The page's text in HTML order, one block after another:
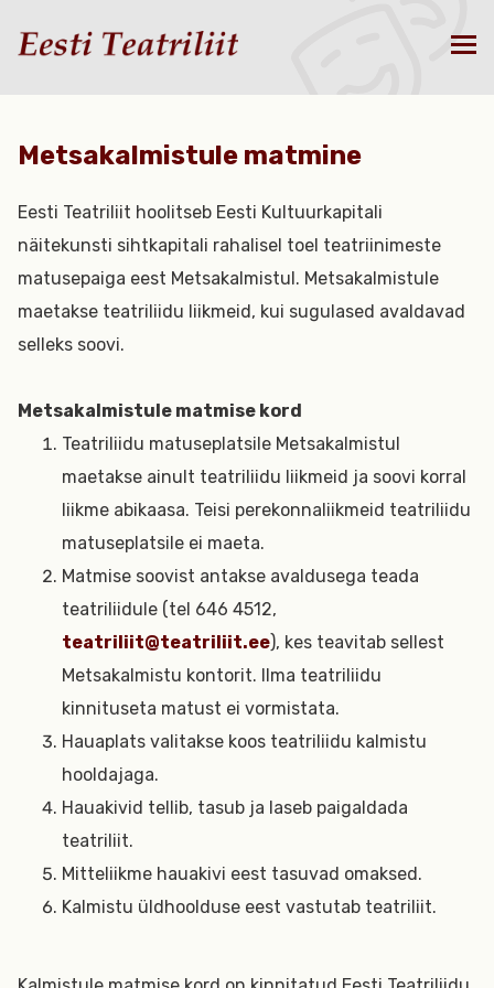
Metsakalmistule matmine
Eesti Teatriliit hoolitseb Eesti Kultuurkapitali
näitekunsti sihtkapitali rahalisel toel teatriinimeste
matusepaiga eest Metsakalmistul. Metsakalmistule
maetakse teatriliidu liikmeid, kui sugulased avaldavad
selleks soovi.
Metsakalmistule matmise kord
Teatriliidu matuseplatsile Metsakalmistul
maetakse ainult teatriliidu liikmeid ja soovi korral
liikme abikaasa. Teisi perekonnaliikmeid teatriliidu
matuseplatsile ei maeta.
Matmise soovist antakse avaldusega teada
teatriliidule (tel 646 4512,
teatriliit@teatriliit.ee), kes teavitab sellest
Metsakalmistu kontorit. Ilma teatriliidu
kinnituseta matust ei vormistata.
Hauaplats valitakse koos teatriliidu kalmistu
hooldajaga.
Hauakivid tellib, tasub ja laseb paigaldada
teatriliit.
Mitteliikme hauakivi eest tasuvad omaksed.
Kalmistu üldhoolduse eest vastutab teatriliit.